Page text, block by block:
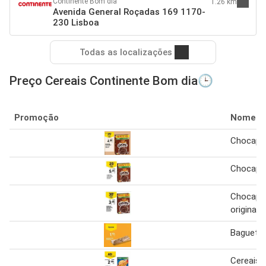
Avenida General Roçadas 169 1170-
230 Lisboa
Todas as localizações
Preço Cereais Continente Bom dia🕒
Promoção Nome
original
Baguete
Cereais